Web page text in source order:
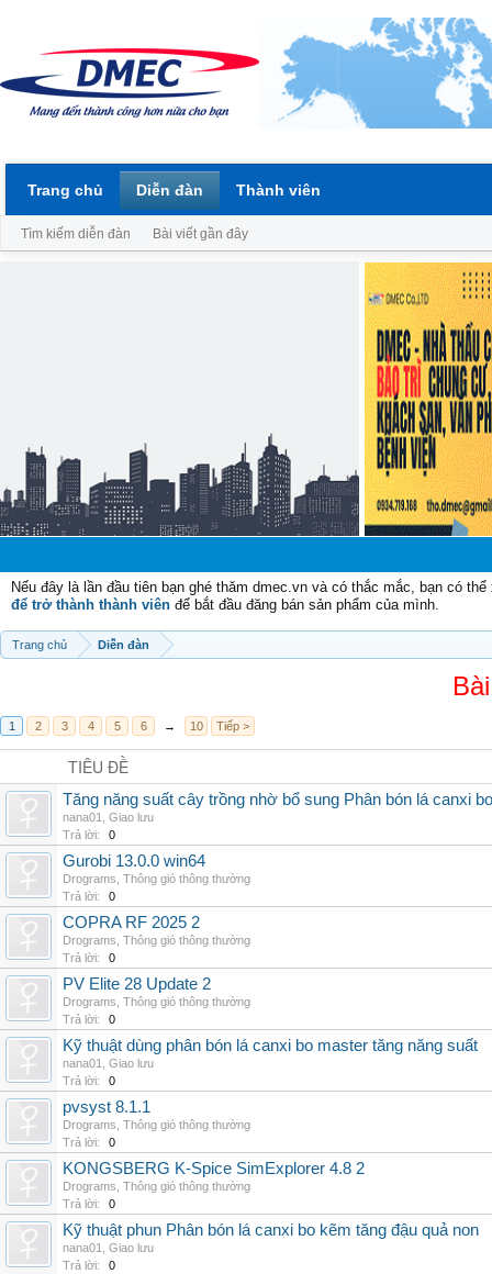
Nếu đây là lần đầu tiên bạn ghé thăm dmec.vn và có thắc mắc, bạn có
để trở thành thành viên để bắt đầu đăng bán sản phẩm của mình.
Trang chủ Diễn đàn
1 2 3 4 5 6 → 10 Tiếp >
TIÊU ĐỀ
Tăng năng suất cây trồng nhờ bổ sung Phân bón lá canxi
nana01
Giao lưu
Trả lời:
0
Gurobi 13.0.0 win64
Drograms Thông gió thông thường
Trả lời:
0
COPRA RF 2025 2
Drograms Thông gió thông thường
Trả lời:
0
PV Elite 28 Update 2
Drograms Thông gió thông thường
Trả lời:
0
Kỹ thuật dùng phân bón lá canxi bo master tăng năng suất
nana01
Giao lưu
Trả lời:
0
pvsyst 8.1.1
Drograms Thông gió thông thường
Trả lời:
0
KONGSBERG K-Spice SimExplorer 4.8 2
Drograms Thông gió thông thường
Trả lời:
0
Kỹ thuật phun Phân bón lá canxi bo kẽm tăng đậu quả non
nana01
Giao lưu
Trả lời:
0
Trang chủ Diễn đàn
Tìm kiếm diễn đàn Bài viết gần đây
Thành viên